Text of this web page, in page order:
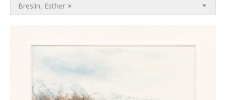
×
Breslin, Esther